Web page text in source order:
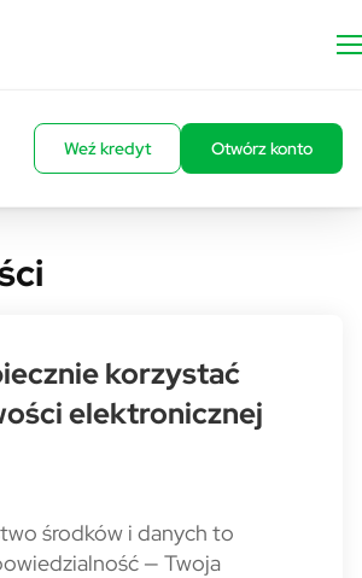
Weź kredyt Otwórz konto
korzystać
elektronicznej
środków i danych to
— Twoja